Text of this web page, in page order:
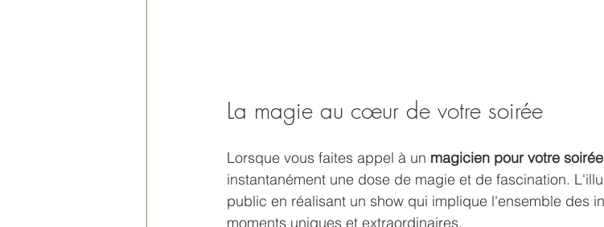
La magie au cœur de votre soirée
Lorsque vous faites appel à un magicien pour votre
instantanément une dose de magie et de fascination.
public en réalisant un show qui implique l'ensemble des
moments uniques et extraordinaires.